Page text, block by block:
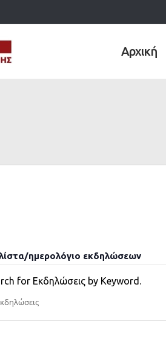
Αρχική
ημερολόγιο εκδηλώσεων
for Εκδηλώσεις by Keyword.